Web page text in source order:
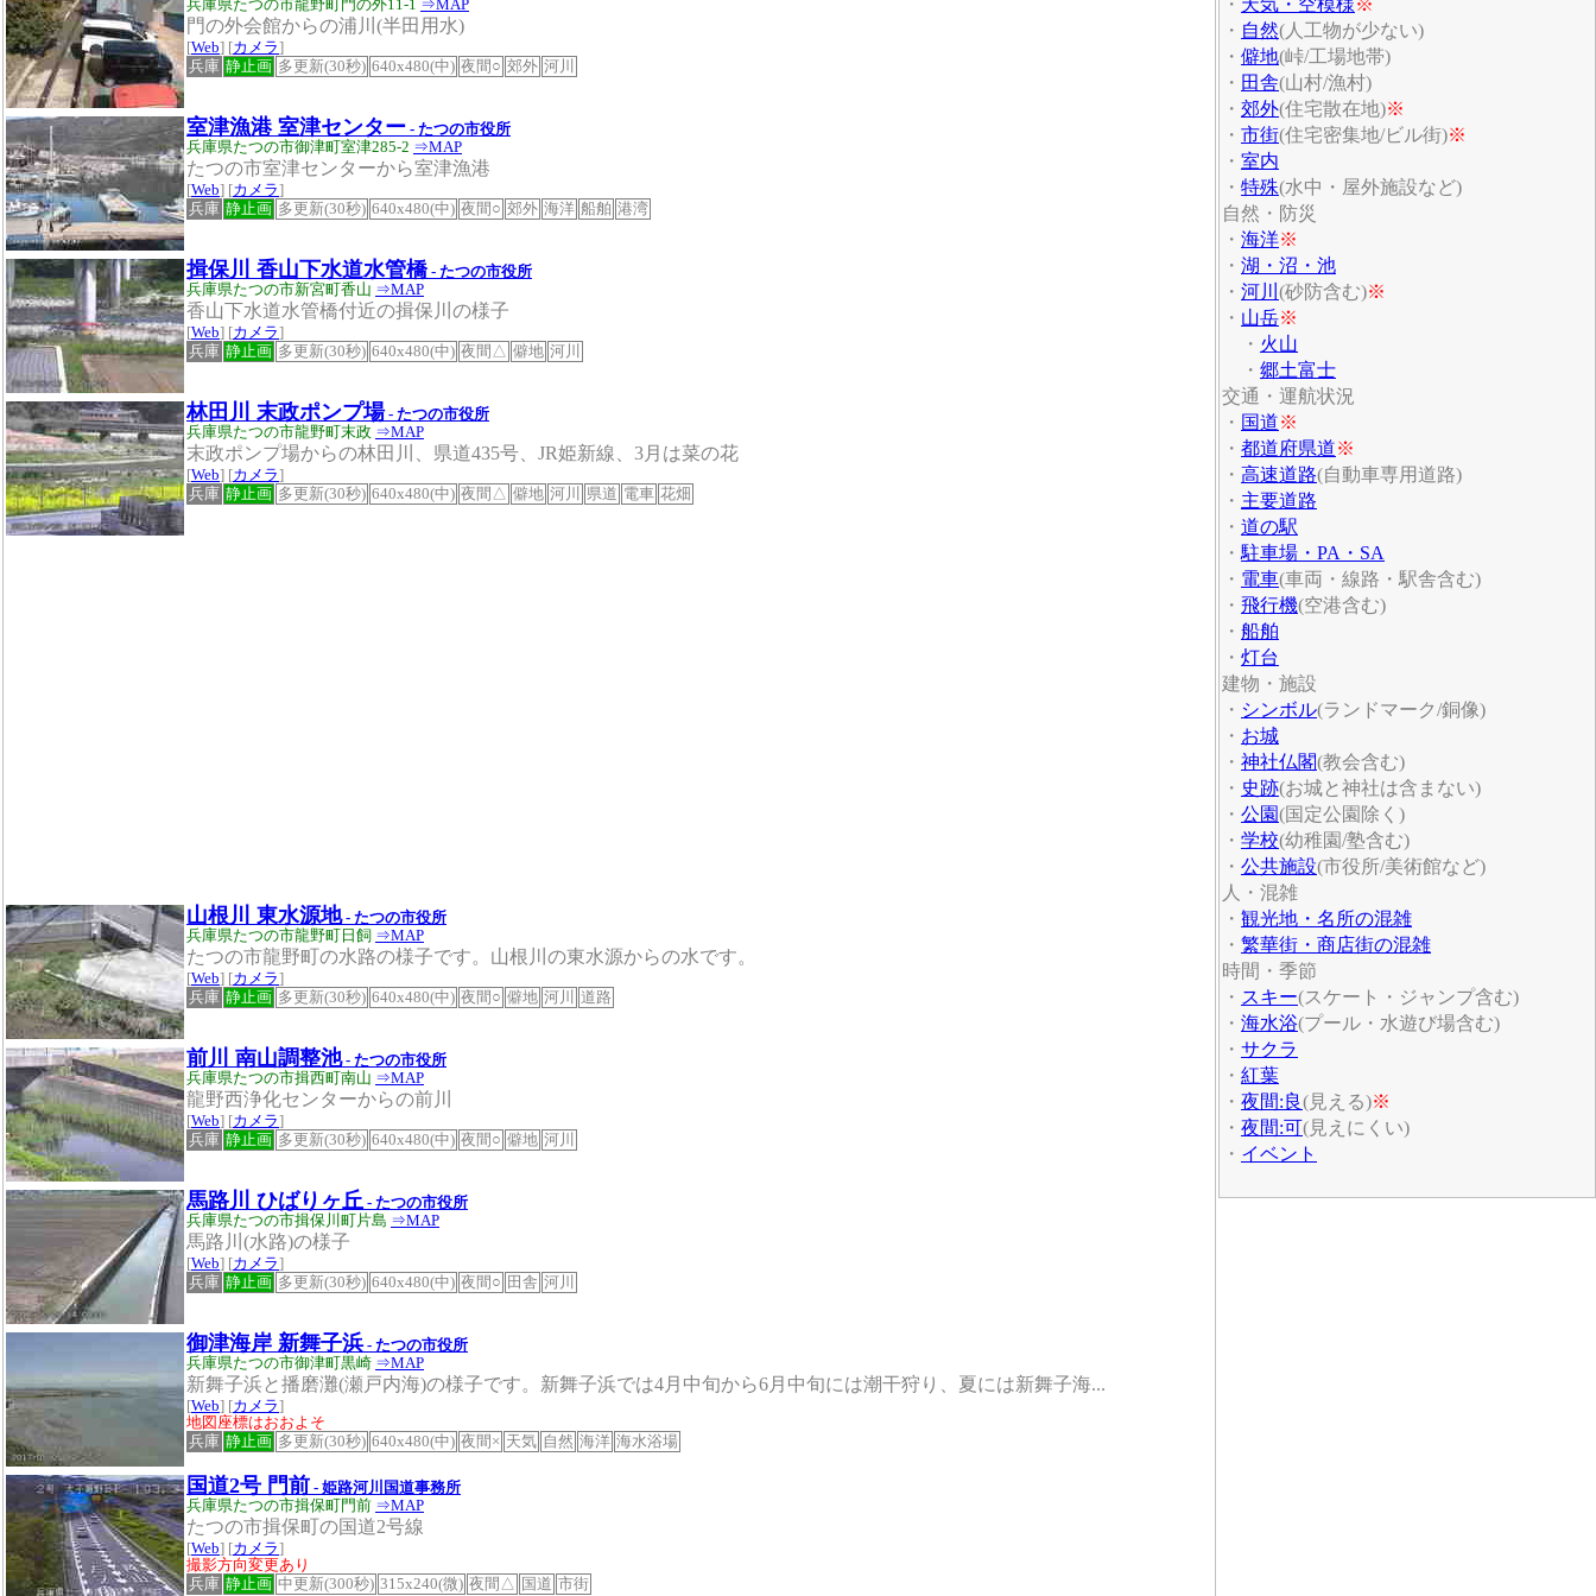
兵庫県たつの市龍野町門の外11-1 ⇒MAP
門の外会館からの浦川(半田用水)
[Web] [カメラ]
兵庫 静止画 多更新(30秒) 640x480(中) 夜間○ 郊外 河川
室津漁港 室津センター - たつの市役所
兵庫県たつの市御津町室津285-2 ⇒MAP
たつの市室津センターから室津漁港
[Web] [カメラ]
兵庫 静止画 多更新(30秒) 640x480(中) 夜間○ 郊外 海洋 船舶 港湾
揖保川 香山下水道水管橋- たつの市役所
兵庫県たつの市新宮町香山 ⇒MAP
香山下水道水管橋付近の揖保川の様子
[Web] [カメラ]
兵庫 静止画 多更新(30秒) 640x480(中) 夜間△ 僻地 河川
林田川 末政ポンプ場- たつの市役所
兵庫県たつの市龍野町末政 ⇒MAP
末政ポンプ場からの林田川、県道435号、JR姫新線、3月は菜の花
[Web] [カメラ]
兵庫 静止画 多更新(30秒) 640x480(中) 夜間△ 僻地 河川 県道 電車 花畑
山根川 東水源地- たつの市役所
兵庫県たつの市龍野町日飼 ⇒MAP
たつの市龍野町の水路の様子です。山根川の東水源からの水です。
[Web] [カメラ]
兵庫 静止画 多更新(30秒) 640x480(中) 夜間○ 僻地 河川 道路
前川 南山調整池- たつの市役所
兵庫県たつの市揖西町南山 ⇒MAP
龍野西浄化センターからの前川
[Web] [カメラ]
兵庫 静止画 多更新(30秒) 640x480(中) 夜間○ 僻地 河川
馬路川 ひばりヶ丘 - たつの市役所
兵庫県たつの市揖保川町片島 ⇒MAP
馬路川(水路)の様子
[Web] [カメラ]
兵庫 静止画 多更新(30秒) 640x480(中) 夜間○ 田舎 河川
御津海岸 新舞子浜- たつの市役所
兵庫県たつの市御津町黒崎 ⇒MAP
新舞子浜と播磨灘(瀬戸内海)の様子です。新舞子浜では4月中旬から6月中旬には潮干狩り、夏には新舞子海...
[Web] [カメラ]
地図座標はおおよそ
兵庫 静止画 多更新(30秒) 640x480(中) 夜間× 天気 自然 海洋 海水浴場
国道2号 門前 - 姫路河川国道事務所
兵庫県たつの市揖保町門前 ⇒MAP
たつの市揖保町の国道2号線
[Web] [カメラ]
撮影方向変更あり
兵庫 静止画 中更新(300秒) 315x240(微) 夜間△ 国道 市街
・ 天気・空模様※
・ 自然(人工物が少ない)
・ 僻地(峠/工場地帯)
・ 田舎(山村/漁村)
・ 郊外(住宅散在地)※
・ 市街(住宅密集地/ビル街)※
・ 室内
・ 特殊(水中・屋外施設など)
自然・防災
・ 海洋※
・ 湖・沼・池
・ 河川 (砂防含む)※
・ 山岳※
・ 火山
・ 郷土富士
交通・運航状況
・ 国道※
・ 都道府県道※
・ 高速道路(自動車専用道路)
・ 主要道路
・ 道の駅
・ 駐車場・PA・SA
・ 電車(車両・線路・駅舎含む)
・ 飛行機(空港含む)
・ 船舶
・ 灯台
建物・施設
・ シンボル(ランドマーク/銅像)
・ お城
・ 神社仏閣(教会含む)
・ 史跡(お城と神社は含まない)
・ 公園(国定公園除く)
・ 学校(幼稚園/塾含む)
・ 公共施設(市役所/美術館など)
人・混雑
・ 観光地・名所の混雑
・ 繁華街・商店街の混雑
時間・季節
・ スキー(スケート・ジャンプ含む)
・ 海水浴(プール・水遊び場含む)
・ サクラ
・ 紅葉
・ 夜間:良(見える)※
・ 夜間:可(見えにくい)
・ イベント